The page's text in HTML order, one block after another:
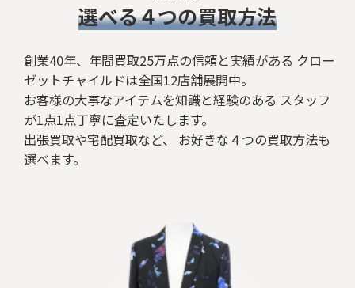
​選べる４つの買取方法
創業40年、年間買取25万点の信頼と実績がある クロー
ゼットチャイルドは全国12店舗展開中。
お客様の大事なアイテムを知識と経験のある スタッフ
が1点1点丁寧に査定いたします。
出張買取や宅配買取など、 お好きな４つの買取方法も
選べます。